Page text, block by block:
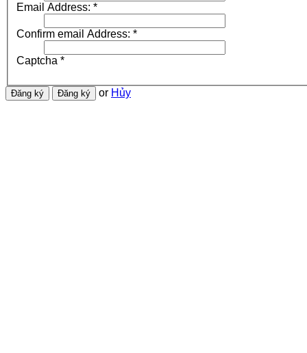
Email Address: *
Confirm email Address: *
Captcha *
or Hủy